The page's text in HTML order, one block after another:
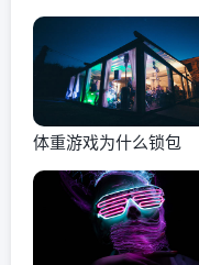
体重游戏为什么锁包